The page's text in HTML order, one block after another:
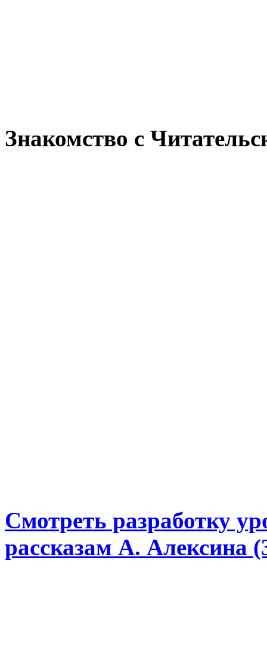
Знакомство с
Смотреть разработку
рассказам А. Алексина